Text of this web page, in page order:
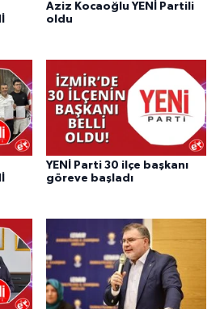
Aziz Kocaoğlu YENİ Partili
oldu
YENİ Parti 30 ilçe başkanı
göreve başladı